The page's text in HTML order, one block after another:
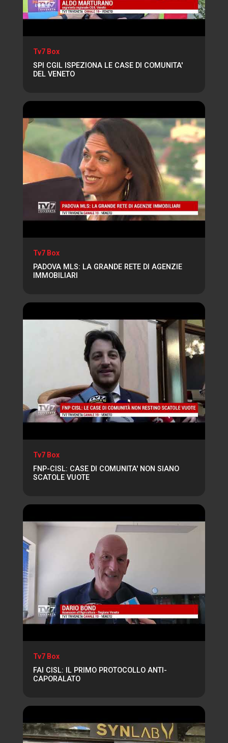
Tv7 Box
SPI CGIL ISPEZIONA LE CASE DI COMUNITA'
DEL VENETO
Tv7 Box
PADOVA MLS: LA GRANDE RETE DI AGENZIE
IMMOBILIARI
Tv7 Box
FNP-CISL: CASE DI COMUNITA' NON SIANO
SCATOLE VUOTE
Tv7 Box
FAI CISL: IL PRIMO PROTOCOLLO ANTI-
CAPORALATO